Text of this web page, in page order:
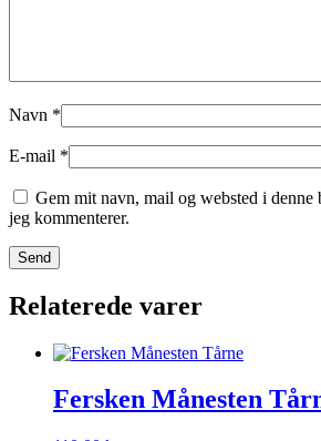
Navn *
E-mail *
Gem mit navn, mail og websted i
jeg kommenterer.
Relaterede varer
Fersken Månesten